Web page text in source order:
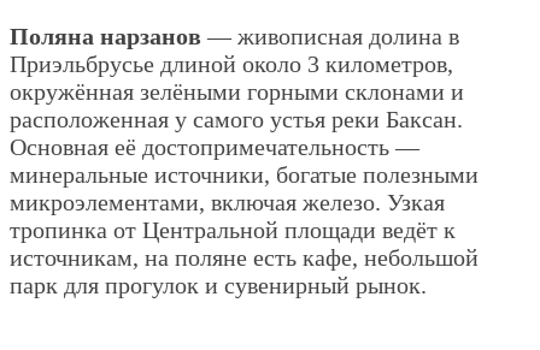
Поляна нарзанов— живописная долина в
Приэльбрусье длиной около 3 километров,
окружённая зелёными горными склонами и
расположенная у самого устья реки Баксан.
Основная её достопримечательность —
минеральные источники, богатые полезными
микроэлементами, включая железо. Узкая
тропинка от Центральной площади ведёт к
источникам, на поляне есть кафе, небольшой
парк для прогулок и сувенирный рынок.